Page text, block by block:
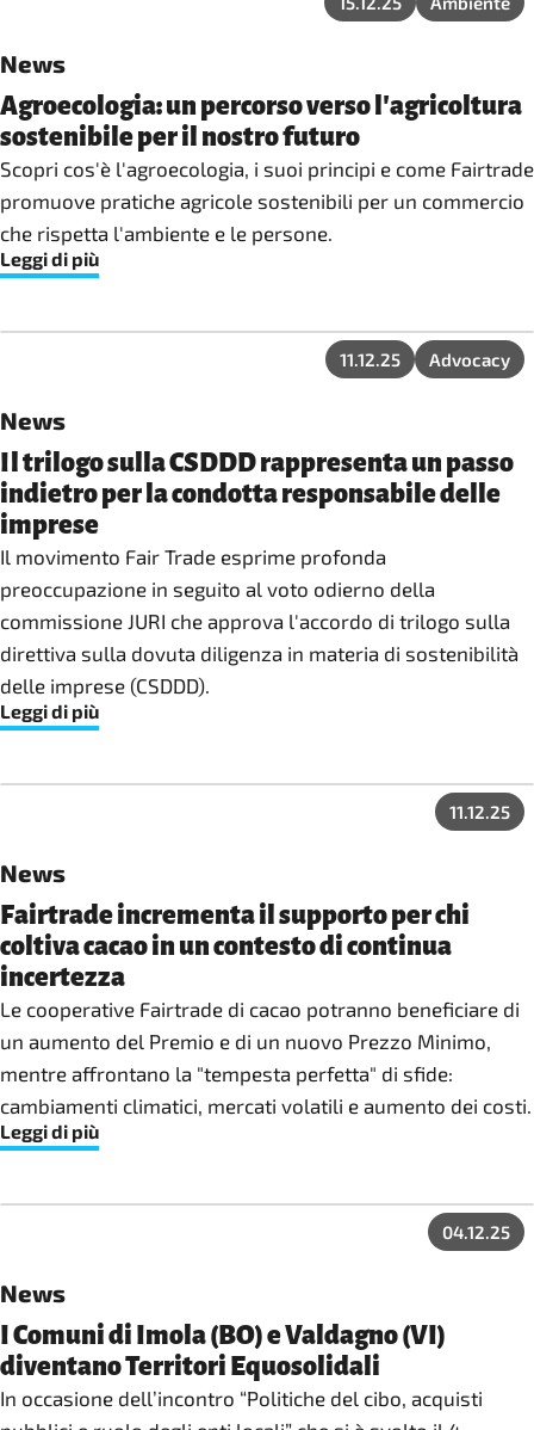
News
Agroecologia: un percorso verso l'agricoltura
sostenibile per il nostro futuro
Scopri cos'è l'agroecologia, i suoi principi e come Fairtrade
promuove pratiche agricole sostenibili per un commercio
che rispetta l'ambiente e le persone.
Leggi di più
11.12.25 Advocacy
News
Il trilogo sulla CSDDD rappresenta un passo
indietro per la condotta responsabile delle
imprese
Il movimento Fair Trade esprime profonda
preoccupazione in seguito al voto odierno della
commissione JURI che approva l'accordo di trilogo sulla
direttiva sulla dovuta diligenza in materia di sostenibilità
delle imprese (CSDDD).
Leggi di più
11.12.25
News
Fairtrade incrementa il supporto per chi
coltiva cacao in un contesto di continua
incertezza
Le cooperative Fairtrade di cacao potranno beneficiare di
un aumento del Premio e di un nuovo Prezzo Minimo,
mentre affrontano la "tempesta perfetta" di sfide:
cambiamenti climatici, mercati volatili e aumento dei costi.
Leggi di più
04.12.25
News
I Comuni di Imola (BO) e Valdagno (VI)
diventano Territori Equosolidali
In occasione dell’incontro “Politiche del cibo, acquisti